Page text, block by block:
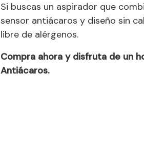
Si buscas un aspirador que
sensor antiácaros y diseño sin
libre de alérgenos.
Compra ahora y disfruta de un
Antiácaros.